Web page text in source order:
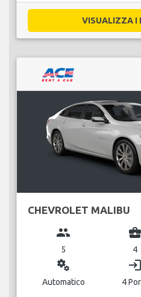
VISUALIZZA I
CHEVROLET MALIBU
group
5
business_center
4
miscellaneous_services
Automatico
login
4